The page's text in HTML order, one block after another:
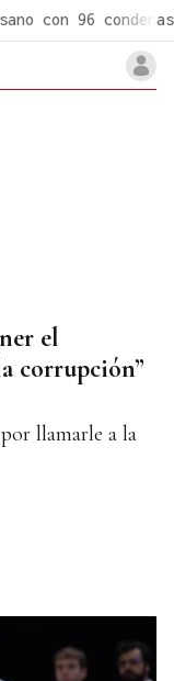
con 96 condenas
el
corrupción”
por llamarle a la